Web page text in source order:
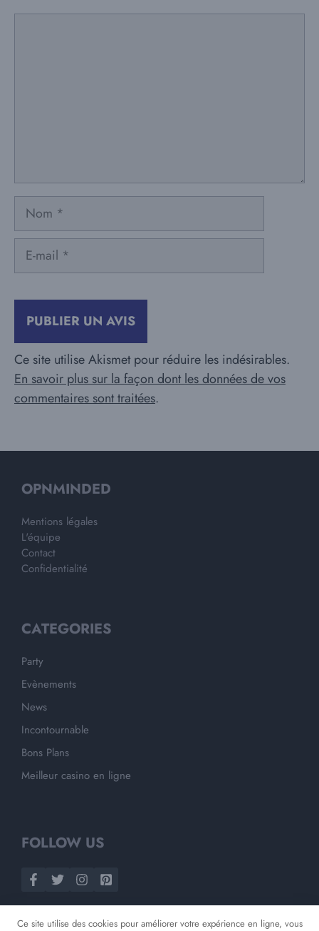
Nom
mail
Ce site utilise Akismet pour réduire les indésirables.
En savoir plus sur la façon dont les données de vos
commentaires sont traitées.
OPNMINDED
Mentions légales
L'équipe
Contact
Confidentialité
CATEGORIES
Party
Evènements
News
Incontournable
Bons Plans
Meilleur casino en ligne
FOLLOW US
Ce site utilise des cookies pour améliorer votre expérience en ligne, vous